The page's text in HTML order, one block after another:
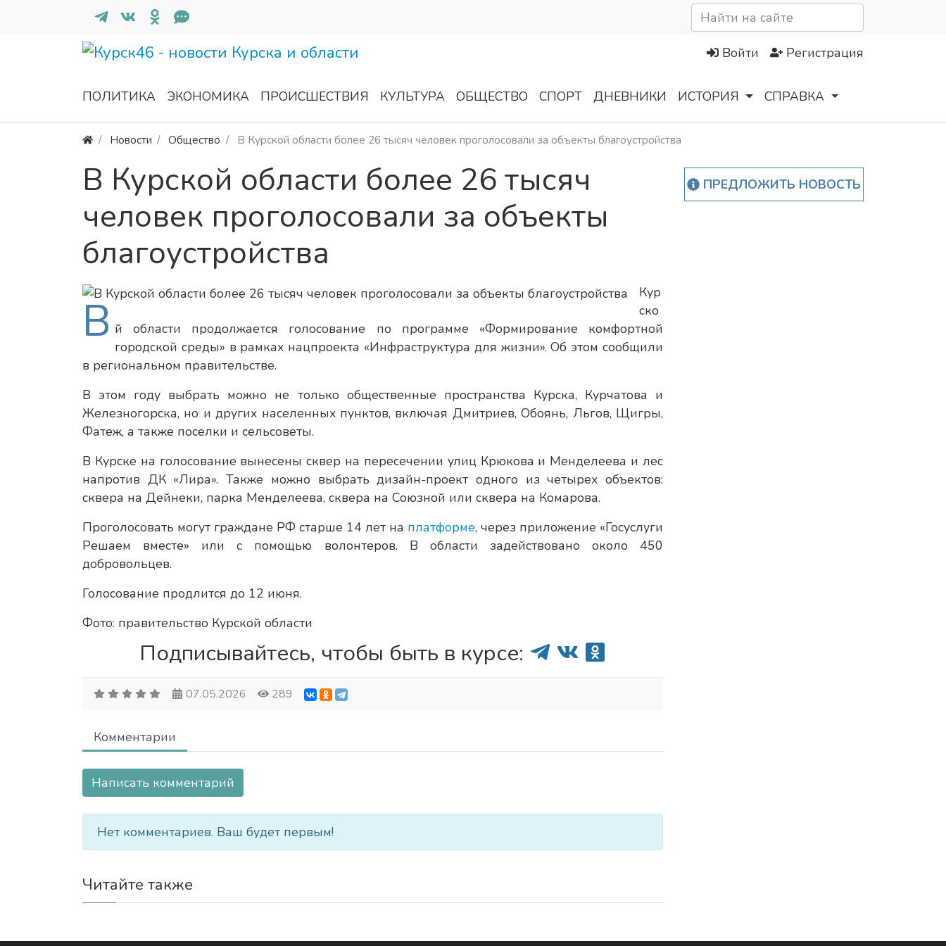
Войти Регистрация
ПОЛИТИКА ЭКОНОМИКА ПРОИСШЕСТВИЯ КУЛЬТУРА ОБЩЕСТВО СПОРТ ДНЕВНИКИ ИСТОРИЯ СПРАВКА
Новости Общество В Курской области более 26 тысяч человек проголосовали за объекты благоустройства
В Курской области более 26 тысяч
человек проголосовали за объекты
благоустройства
В
Кур
ско
й области продолжается голосование по программе «Формирование комфортной
городской среды» в рамках нацпроекта «Инфраструктура для жизни». Об этом сообщили
в региональном правительстве.
В этом году выбрать можно не только общественные пространства Курска, Курчатова и
Железногорска, но и других населенных пунктов, включая Дмитриев, Обоянь, Льгов, Щигры,
Фатеж, а также поселки и сельсоветы.
В Курске на голосование вынесены сквер на пересечении улиц Крюкова и Менделеева и лес
напротив ДК «Лира». Также можно выбрать дизайн-проект одного из четырех объектов:
сквера на Дейнеки, парка Менделеева, сквера на Союзной или сквера на Комарова.
Проголосовать могут граждане РФ старше 14 лет на платформе, через приложение «Госуслуги
Решаем вместе» или с помощью волонтеров. В области задействовано около 450
добровольцев.
Голосование продлится до 12 июня.
Фото: правительство Курской области
Подписывайтесь, чтобы быть в курсе:
07.05.2026 289
Комментарии
Написать комментарий
Нет комментариев. Ваш будет первым!
Читайте также
ПРЕДЛОЖИТЬ НОВОСТЬ